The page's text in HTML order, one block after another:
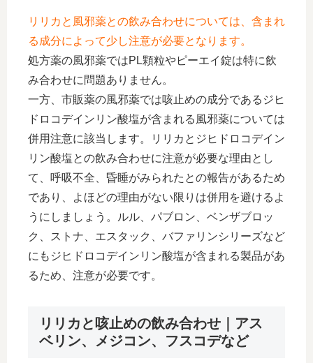
リリカと風邪薬との飲み合わせについては、含まれ
る成分によって少し注意が必要となります。
処方薬の風邪薬ではPL顆粒やピーエイ錠は特に飲
み合わせに問題ありません。
一方、市販薬の風邪薬では咳止めの成分であるジヒ
ドロコデインリン酸塩が含まれる風邪薬については
併用注意に該当します。リリカとジヒドロコデイン
リン酸塩との飲み合わせに注意が必要な理由とし
て、呼吸不全、昏睡がみられたとの報告があるため
であり、よほどの理由がない限りは併用を避けるよ
うにしましょう。ルル、パブロン、ベンザブロッ
ク、ストナ、エスタック、バファリンシリーズなど
にもジヒドロコデインリン酸塩が含まれる製品があ
るため、注意が必要です。
リリカと咳止めの飲み合わせ｜アス
ベリン、メジコン、フスコデなど